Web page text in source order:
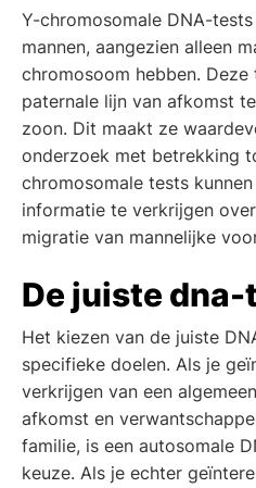
Y-chromosomale DNA-
mannen, aangezien alleen
chromosoom hebben.
paternale lijn van afkomst
zoon. Dit maakt ze
onderzoek met betrekking
chromosomale tests
informatie te verkrijgen
migratie van mannelijke
De juiste
Het kiezen van de juiste
specifieke doelen. Als je
verkrijgen van een
afkomst en
familie, is een autosomale
keuze. Als je echter